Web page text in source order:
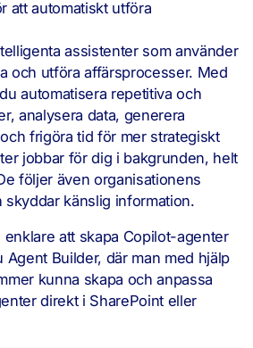
att automatiskt utföra
assistenter som använder
och utföra affärsprocesser. Med
automatisera repetitiva och
analysera data, generera
frigöra tid för mer strategiskt
jobbar för dig i bakgrunden, helt
följer även organisationens
känslig information.
enklare att skapa Copilot-agenter
Agent Builder, där man med hjälp
kunna skapa och anpassa
direkt i SharePoint eller